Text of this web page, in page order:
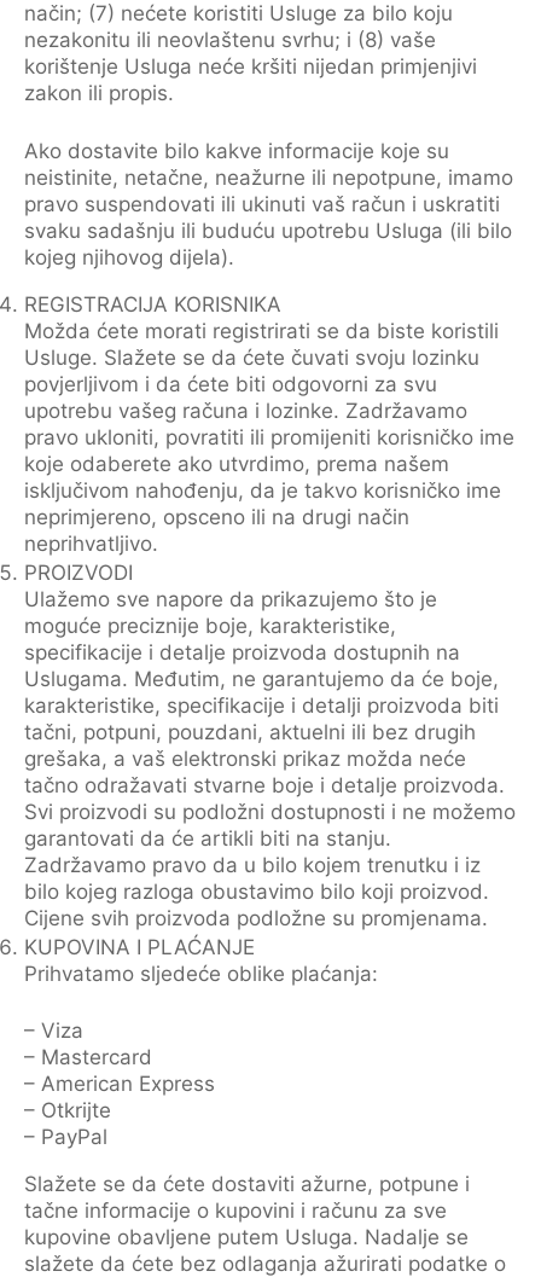
način; (7) nećete koristiti Usluge za bilo koju
nezakonitu ili neovlaštenu svrhu; i (8) vaše
korištenje Usluga neće kršiti nijedan primjenjivi
zakon ili propis.
Ako dostavite bilo kakve informacije koje su
neistinite, netačne, neažurne ili nepotpune, imamo
pravo suspendovati ili ukinuti vaš račun i uskratiti
svaku sadašnju ili buduću upotrebu Usluga (ili bilo
kojeg njihovog dijela).
REGISTRACIJA KORISNIKA
Možda ćete morati registrirati se da biste koristili
Usluge. Slažete se da ćete čuvati svoju lozinku
povjerljivom i da ćete biti odgovorni za svu
upotrebu vašeg računa i lozinke. Zadržavamo
pravo ukloniti, povratiti ili promijeniti korisničko ime
koje odaberete ako utvrdimo, prema našem
isključivom nahođenju, da je takvo korisničko ime
neprimjereno, opsceno ili na drugi način
neprihvatljivo.
PROIZVODI
Ulažemo sve napore da prikazujemo što je
moguće preciznije boje, karakteristike,
specifikacije i detalje proizvoda dostupnih na
Uslugama. Međutim, ne garantujemo da će boje,
karakteristike, specifikacije i detalji proizvoda biti
tačni, potpuni, pouzdani, aktuelni ili bez drugih
grešaka, a vaš elektronski prikaz možda neće
tačno odražavati stvarne boje i detalje proizvoda.
Svi proizvodi su podložni dostupnosti i ne možemo
garantovati da će artikli biti na stanju.
Zadržavamo pravo da u bilo kojem trenutku i iz
bilo kojeg razloga obustavimo bilo koji proizvod.
Cijene svih proizvoda podložne su promjenama.
KUPOVINA I PLAĆANJE
Prihvatamo sljedeće oblike plaćanja:
– Viza
– Mastercard
– American Express
– Otkrijte
– PayPal
Slažete se da ćete dostaviti ažurne, potpune i
tačne informacije o kupovini i računu za sve
kupovine obavljene putem Usluga. Nadalje se
slažete da ćete bez odlaganja ažurirati podatke o